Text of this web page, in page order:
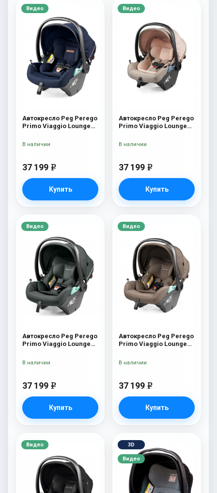
Видео
Автокресло Peg Perego
Primo Viaggio Lounge
37 199 e
Купить
В наличии
Видео
Автокресло Peg Perego
Primo Viaggio Lounge
37 199 e
Купить
В наличии
Видео
Автокресло Peg Perego
Primo Viaggio Lounge
37 199 e
Купить
В наличии
Видео
Автокресло Peg Perego
Primo Viaggio Lounge
37 199 e
Купить
В наличии
Видео 3D
Видео